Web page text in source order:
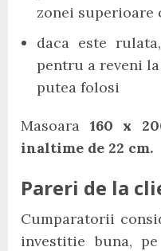
zonei superioare
daca este
pentru a reveni
putea folosi
Masoara 160 x
inaltime de 22 cm.
Pareri de la
Cumparatorii
investitie buna,